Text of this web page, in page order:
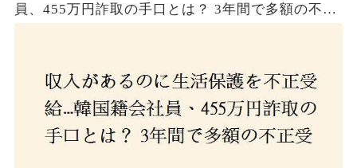
員、455万円詐取の手口とは？ 3年間で多額の不正